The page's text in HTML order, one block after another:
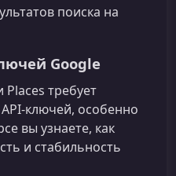
поиска на
Google
требует
ключей, особенно
вы узнаете, как
и стабильность